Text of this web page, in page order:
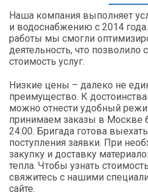
Наша компания выполняет
и водоснабжению с 2014
работы мы смогли
деятельность, что позволило
стоимость услуг.
Низкие цены – далеко не
преимущество. К
можно отнести удобный
принимаем заказы в Москве
24:00. Бригада готова
поступления заявки. При
закупку и доставку
тепла. Чтобы узнать
свяжитесь с нашими
сайте.